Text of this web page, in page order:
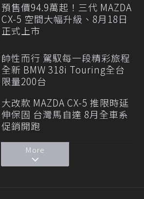
預售價94.9萬起！三代 MAZDA
CX-5 空間大幅升級、8月18日
正式上市
帥性而行 駕馭每一段精彩旅程
全新 BMW 318i Touring全台
限量200台
大改款 MAZDA CX-5 推限時延
伸保固 台灣馬自達 8月全車系
促銷開跑
More